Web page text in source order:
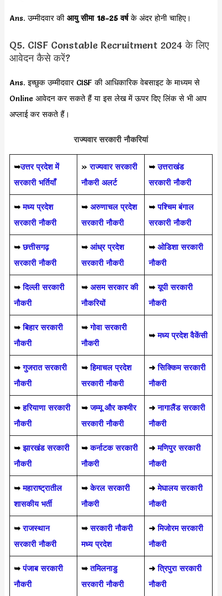
Ans. उम्मीदवार की आयु सीमा 18-25 वर्षके अंदर होनी चाहिए।
Q5. CISF Constable Recruitment 2024 के लिए
आवेदन कैसे करें?
Ans. इच्छुक उम्मीदवार CISF की आधिकारिक वेबसाइट के माध्यम से
Online आवेदन कर सकते हैं या इस लेख में ऊपर दिए लिंक से भी आप
अप्लाई कर सकते हैं।
राज्यवार सरकारी नौकरियां
➥उत्तर प्रदेश में
सरकारी भर्तियाँ
»राज्यवार सरकारी
नौकरी अलर्ट
➥ उत्तराखंड
सरकारी नौकरी
➥ मध्य प्रदेश
सरकारी नौकरी
➥ अरुणाचल प्रदेश
सरकारी नौकरी
➥ पश्चिम बंगाल
सरकारी नौकरी
➥ छत्तीसगढ़
सरकारी नौकरी
➥ आंध्र प्रदेश
सरकारी नौकरी
➥ ओडिशा सरकारी
नौकरी
➥ दिल्ली सरकारी
नौकरी
➥ असम सरकार की
नौकरियों
➥ यूपी सरकारी
नौकरी
➥बिहार सरकारी
नौकरी
➥गोवा सरकारी
नौकरी
➥ मध्य प्रदेश वैकेंसी
➥ गुजरात सरकारी
नौकरी
➥हिमाचल प्रदेश
सरकारी नौकरी
➜ सिक्किम सरकारी
नौकरी
➥हरियाणा सरकारी
नौकरी
➥जम्मू और कश्मीर
सरकारी नौकरी
➜ नागालैंड सरकारी
नौकरी
➥ झारखंड सरकारी
नौकरी
➥ कर्नाटक सरकारी
नौकरी
➜ मणिपुर सरकारी
नौकरी
➥ महाराष्ट्रातील
शासकीय भर्ती
➥ केरल सरकारी
नौकरी
➜ मेघालय सरकारी
नौकरी
➥ राजस्थान
सरकारी नौकरी
➥सरकारी नौकरी
मध्य प्रदेश
➜मिजोरम सरकारी
नौकरी
➥ पंजाब सरकारी
नौकरी
➥ तमिलनाडु
सरकारी नौकरी
➜ त्रिपुरा सरकारी
नौकरी